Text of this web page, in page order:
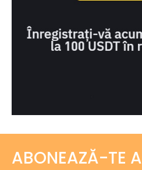
ABONEAZĂ-TE